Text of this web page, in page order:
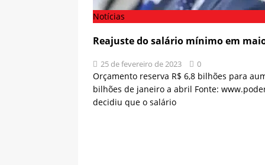
Notícias
Reajuste do salário mínimo em
25 de fevereiro de 2023 0
Orçamento reserva R$ 6,8 bilhões para
bilhões de janeiro a abril Fonte:
decidiu que o salário